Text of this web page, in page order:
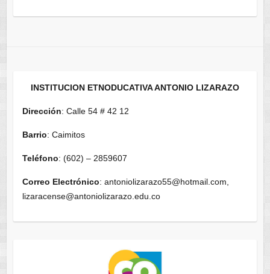
INSTITUCION ETNODUCATIVA ANTONIO LIZARAZO
Dirección: Calle 54 # 42 12
Barrio: Caimitos
Teléfono: (602) – 2859607
Correo Electrónico: antoniolizarazo55@hotmail.com,
lizaracense@antoniolizarazo.edu.co